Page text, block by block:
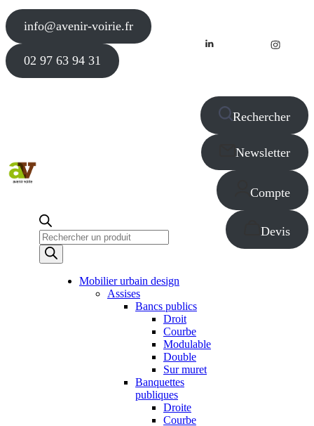
info@avenir-voirie.fr
02 97 63 94 31
Recherche
de
produits
Rechercher
Newsletter
Compte
Devis
Mobilier urbain design
Assises
Bancs publics
Droit
Courbe
Modulable
Double
Sur muret
Banquettes
publiques
Droite
Courbe